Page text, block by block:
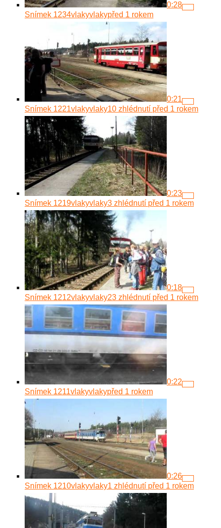
0:28
Snímek 1234vlakyvlakypřed 1 rokem
0:21
Snímek 1221vlakyvlaky10 zhlédnutí před 1 rokem
0:23
Snímek 1219vlakyvlaky3 zhlédnutí před 1 rokem
0:18
Snímek 1212vlakyvlaky23 zhlédnutí před 1 rokem
0:22
Snímek 1211vlakyvlakypřed 1 rokem
0:26
Snímek 1210vlakyvlaky1 zhlédnutí před 1 rokem